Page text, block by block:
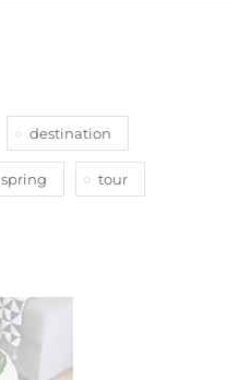
destination
spring tour